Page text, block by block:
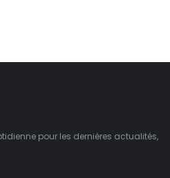
pour les dernières actualités,